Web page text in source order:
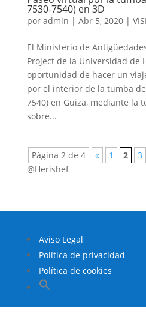
7530-7540) en 3D
por admin | Abr 5, 2020|
El Ministerio de
Project de la Universidad de
oportunidad de hacer un
por el interior de la tumba
7540) en Guiza, mediante la
sobre...
Página 2 de 4 « 1 2 3
@Herishef
Aviso Legal
Política de privacidad
Política de cookies
Buscar:
Botón de búsqueda